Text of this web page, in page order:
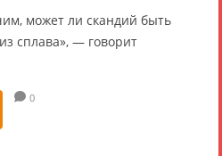
может ли скандий быть
сплава», — говорит
0